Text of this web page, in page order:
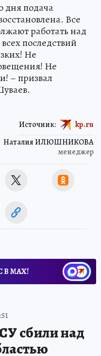
дня подача
Все
работать над
последствий
Не
Не
– призвал
Наталия ИЛЮШНИКОВА
менеджер
Источник: kp.ru
В МАХ!
сбили над